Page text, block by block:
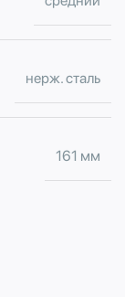
нерж. сталь
161 мм